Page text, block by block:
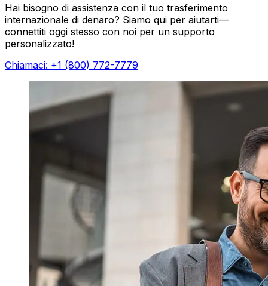
Hai bisogno di assistenza con il tuo trasferimento
internazionale di denaro? Siamo qui per aiutarti—
connettiti oggi stesso con noi per un supporto
personalizzato!
Chiamaci: +1 (800) 772-7779